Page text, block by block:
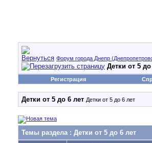
Форум города Днепр
Детки от 5 до
Регистрация
Детки от 5 до 6 лет Детки от 5 до 6 лет
Темы раздела: Детки от 5 до 6 лет